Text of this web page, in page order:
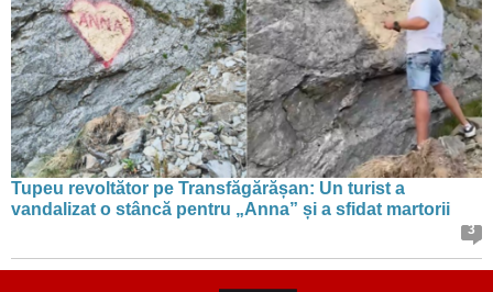
Tupeu revoltător pe Transfăgărășan: Un turist a
vandalizat o stâncă pentru „Anna” și a sfidat martorii
3